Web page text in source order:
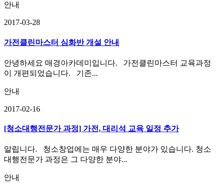
안내
2017-03-28
가전클린마스터 심화반 개설 안내
안녕하세요 매경아카데미입니다. 가전클린마스터 교육과정
이 개편되었습니다. 기존...
안내
2017-02-16
[청소대행전문가 과정] 가전, 대리석 교육 일정 추가
알립니다. 청소창업에는 매우 다양한 분야가 있습니다. 청소
대행전문가 과정은 그 다양한 분야...
안내